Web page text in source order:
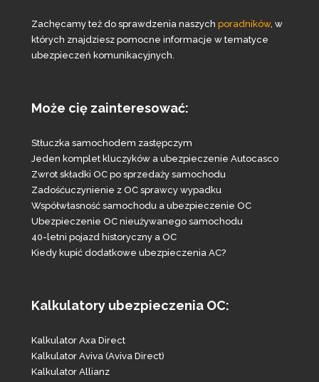
Zachęcamy też do sprawdzenia naszych poradników, w
których znajdziesz pomocne informacje w tematyce
ubezpieczeń komunikacyjnych.
Może cię zainteresować:
Stłuczka samochodem zastępczym
Jeden komplet kluczyków a ubezpieczenie Autocasco
Zwrot składki OC po sprzedaży samochodu
Zadośćuczynienie z OC sprawcy wypadku
Współwłasność samochodu a ubezpieczenie OC
Ubezpieczenie OC nieużywanego samochodu
40-letni pojazd historyczny a OC
Kiedy kupić dodatkowe ubezpieczenia AC?
Kalkulatory ubezpieczenia OC:
Kalkulator Axa Direct
Kalkulator Aviva (Aviva Direct)
Kalkulator Allianz